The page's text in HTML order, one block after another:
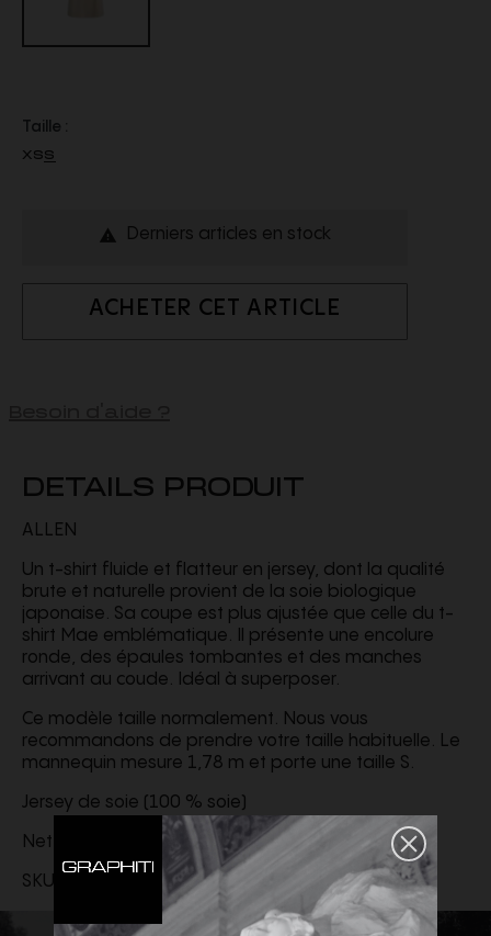
Taille :
XSS
 Derniers articles en stock
ACHETER CET ARTICLE
DETAILS PRODUIT
ALLEN
Un t-shirt fluide et flatteur en jersey, dont la qualité
brute et naturelle provient de la soie biologique
japonaise. Sa coupe est plus ajustée que celle du t-
shirt Mae emblématique. Il présente une encolure
ronde, des épaules tombantes et des manches
arrivant au coude. Idéal à superposer.
Ce modèle taille normalement. Nous vous
recommandons de prendre votre taille habituelle. Le
mannequin mesure 1,78 m et porte une taille S.
Jersey de soie (100 % soie)
Nettoyage à sec
SKU : 24464219-103